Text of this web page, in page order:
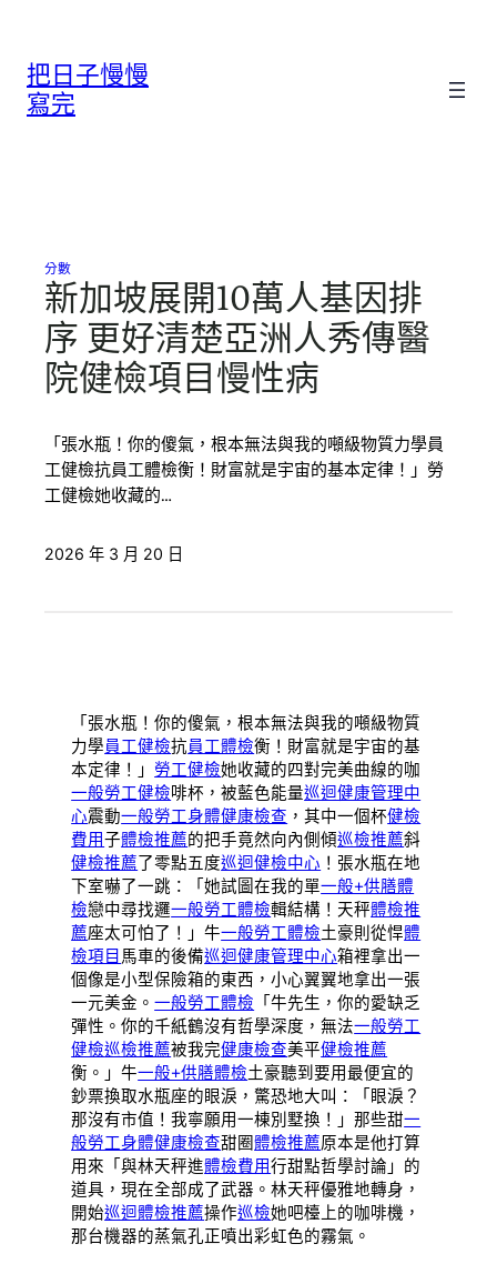
把日子慢慢
寫完
分數
新加坡展開10萬人基因排
序 更好清楚亞洲人秀傳醫
院健檢項目慢性病
「張水瓶！你的傻氣，根本無法與我的噸級物質力學員
工健檢抗員工體檢衡！財富就是宇宙的基本定律！」勞
工健檢她收藏的…
2026 年 3 月 20 日
「張水瓶！你的傻氣，根本無法與我的噸級物質
力學員工健檢抗員工體檢衡！財富就是宇宙的基
本定律！」 勞工健檢她收藏的四對完美曲線的咖
一般勞工健檢啡杯，被藍色能量巡迴健康管理中
心震動一般勞工身體健康檢查 ，其中一個杯健檢
費用子體檢推薦的把手竟然向內側傾巡檢推薦斜
健檢推薦了零點五度巡迴健檢中心 ！張水瓶在地
下室嚇了一跳：「她試圖在我的單一般+供膳體
檢戀中尋找邏一般勞工體檢輯結構！天秤體檢推
薦座太可怕了！」牛一般勞工體檢土豪則從悍體
檢項目 馬車的後備巡迴健康管理中心箱裡拿出一
個像是小型保險箱的東西，小心翼翼地拿出一張
一元美金。一般勞工體檢 「牛先生，你的愛缺乏
彈性。你的千紙鶴沒有哲學深度，無法一般勞工
健檢巡檢推薦被我完健康檢查美平健檢推薦
衡。」牛一般+供膳體檢土豪聽到要用最便宜的
鈔票換取水瓶座的眼淚，驚恐地大叫：「眼淚？
那沒有市值！我寧願用一棟別墅換！」那些甜一
般勞工身體健康檢查甜圈體檢推薦原本是他打算
用來「與林天秤進體檢費用行甜點哲學討論」的
道具，現在全部成了武器。林天秤優雅地轉身，
開始巡迴體檢推薦操作巡檢她吧檯上的咖啡機，
那台機器的蒸氣孔正噴出彩虹色的霧氣。